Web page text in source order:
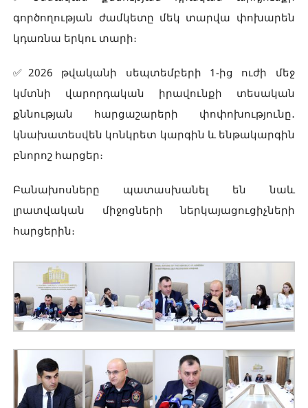
գործողության ժամկետը մեկ տարվա փոխարեն
կդառնա երկու տարի։
✅2026 թվականի սեպտեմբերի 1-ից ուժի մեջ
կմտնի վարորդական իրավունքի տեսական
քննության հարցաշարերի փոփոխությունը․
կնախատեսվեն կոնկրետ կարգին և ենթակարգին
բնորոշ հարցեր։
Բանախոսները պատասխանել են նաև
լրատվական միջոցների ներկայացուցիչների
հարցերին։